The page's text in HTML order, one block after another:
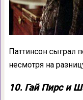
Паттинсон сыграл
несмотря на
10. Гай Пирс и